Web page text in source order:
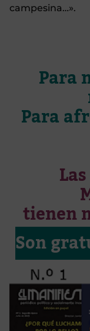
campesina…».
Para
Para
tienen
Son